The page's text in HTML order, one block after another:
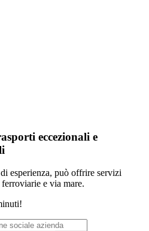
eccezionali e
esperienza, può offrire servizi
e via mare.